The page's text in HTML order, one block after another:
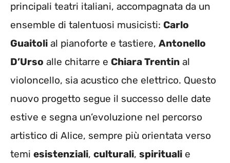
principali teatri italiani, accompagnata da un
ensemble di talentuosi musicisti: Carlo
Guaitoli al pianoforte e tastiere, Antonello
D’Urso alle chitarre e Chiara Trentin al
violoncello, sia acustico che elettrico. Questo
nuovo progetto segue il successo delle date
estive e segna un’evoluzione nel percorso
artistico di Alice, sempre più orientata verso
temi esistenziali, culturali, spirituali e